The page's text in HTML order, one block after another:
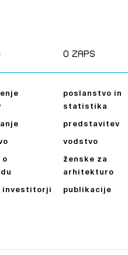
o
investitorji
O zaps
poslanstvo in
statistika
predstavitev
vodstvo
ženske za
arhitekturo
publikacije